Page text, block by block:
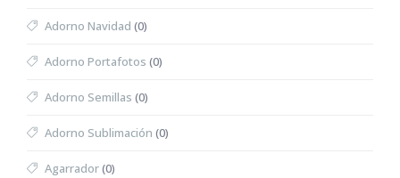
Adorno Navidad (0)
Adorno Portafotos (0)
Adorno Semillas (0)
Adorno Sublimación (0)
Agarrador(0)